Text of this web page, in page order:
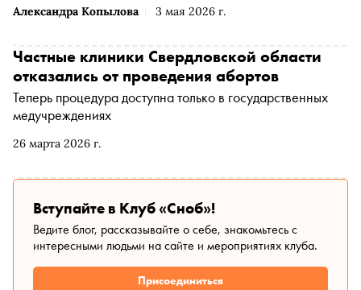
Александра Копылова 3 мая 2026 г.
26 марта 2026 г.
Частные клиники Свердловской области
отказались от проведения абортов
Теперь процедура доступна только в государственных
медучреждениях
Вступайте в Клуб «Сноб»!
Ведите блог, рассказывайте о себе, знакомьтесь с
интересными людьми на сайте и мероприятиях клуба.
Присоединиться